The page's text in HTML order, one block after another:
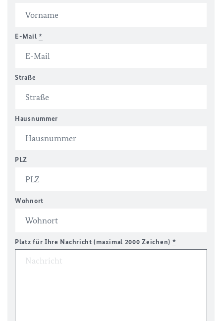
E-Mail *
Straße
Hausnummer
PLZ
Wohnort
Platz für Ihre Nachricht (maximal 2000 Zeichen) *